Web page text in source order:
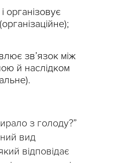
організовує
зв’язок між
й наслідком
з голоду?”
вид
відповідає